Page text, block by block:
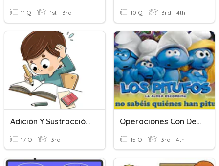
11 Q 1st - 3rd 10 Q 3rd - 4th
Adición Y Sustracción De Números Decimales
17 Q 3rd
Operaciones Con Decimales
15 Q 3rd - 4th